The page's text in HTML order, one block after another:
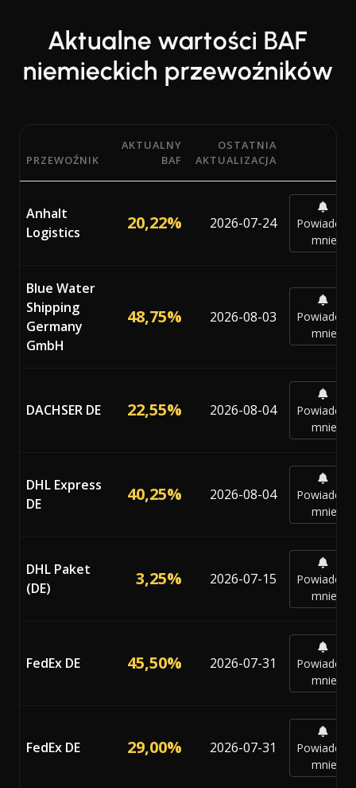
Aktualne wartości BAF
niemieckich przewoźników
Aktualne wartości procentowe BAF (Bunker
PRZEWOŹNIK
AKTUALNY
BAF
OSTATNIA
AKTUALIZACJA
Anhalt
Logistics
20,22% 2026-07-24
Powiadom
mnie
Blue Water
Shipping
Germany
GmbH
48,75% 2026-08-03
Powiadom
mnie
DACHSER DE 22,55% 2026-08-04
Powiadom
mnie
DHL Express
DE
40,25% 2026-08-04
Powiadom
mnie
DHL Paket
(DE)
3,25% 2026-07-15
Powiadom
mnie
FedEx DE 45,50% 2026-07-31
Powiadom
mnie
FedEx DE 29,00% 2026-07-31
Powiadom
mnie